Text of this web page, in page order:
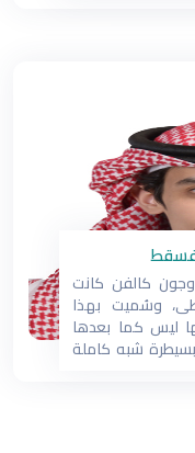
وجون كالفن كانت
وسُميت بهذا
ليس كما بعدها
بسيطرة شبه كاملة